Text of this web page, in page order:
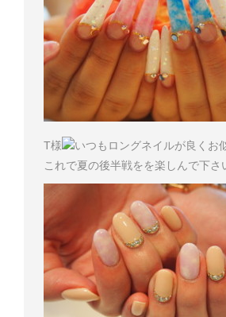
T様
いつもロングネイルが良くお
これで夏の後半戦をを楽しんで下さ